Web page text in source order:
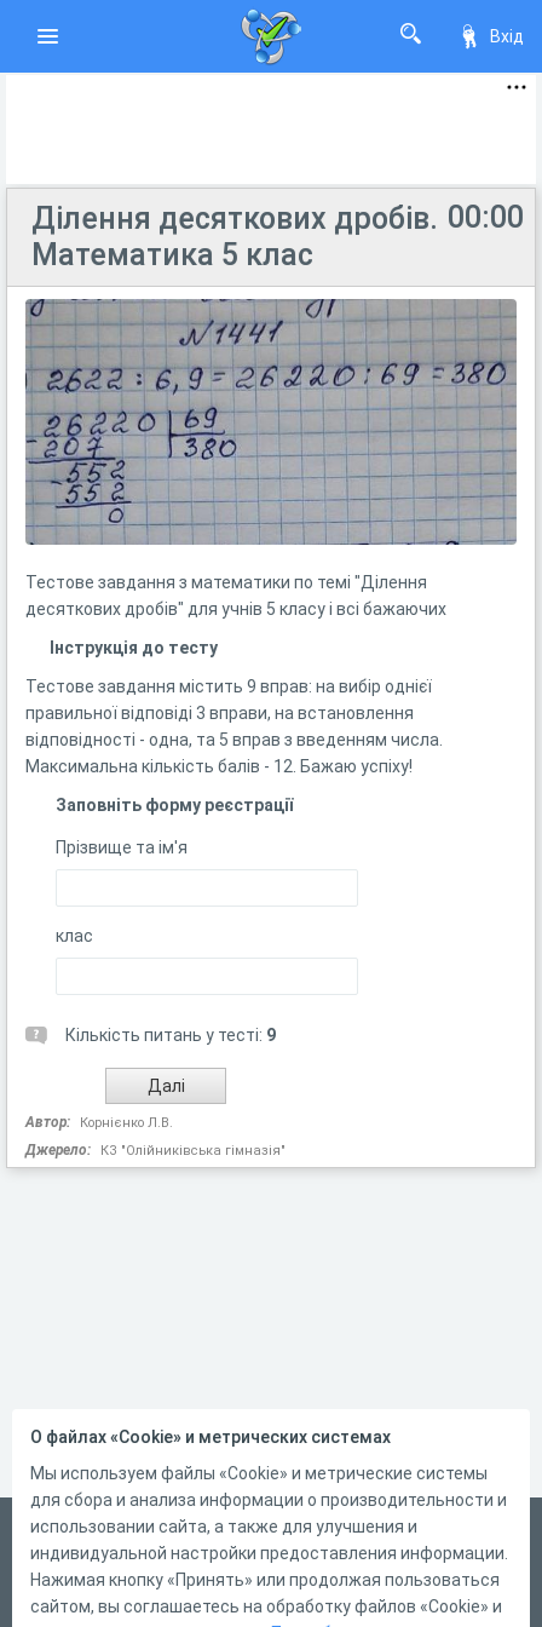
Вхід
00:00
Ділення десяткових дробів.
Математика 5 клас
Тестове завдання з математики по темі "Ділення
десяткових дробів" для учнів 5 класу і всі бажаючих
Інструкція до тесту
Тестове завдання містить 9 вправ: на вибір однієї
правильної відповіді 3 вправи, на встановлення
відповідності - одна, та 5 вправ з введенням числа.
Максимальна кількість балів - 12. Бажаю успіху!
Заповніть форму реєстрації
Прізвище та ім'я
клас
Кількість питань у тесті: 9
Автор: Корнієнко Л.В.
Джерело: КЗ "Олійниківська гімназія"
Український
Справка
Форма обратной связи
О файлах «Cookie» и метрических системах
Мы используем файлы «Cookie» и метрические системы
для сбора и анализа информации о производительности и
использовании сайта, а также для улучшения и
индивидуальной настройки предоставления информации.
Нажимая кнопку «Принять» или продолжая пользоваться
сайтом, вы соглашаетесь на обработку файлов «Cookie» и